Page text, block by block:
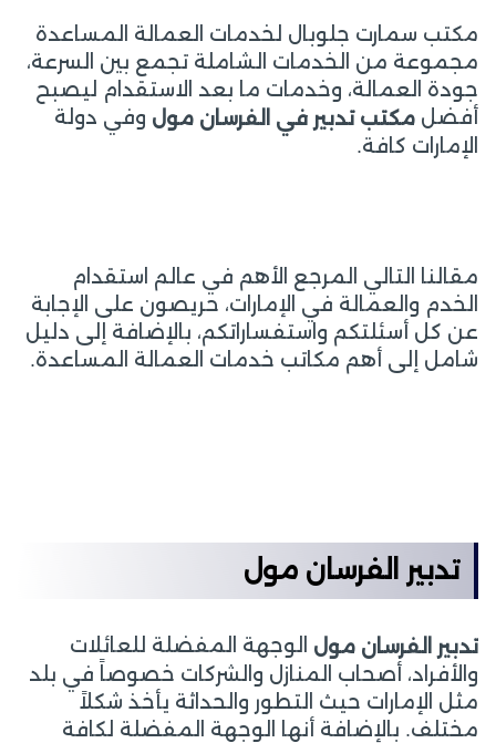
مكتب سمارت جلوبال لخدمات العمالة المساعدة
مجموعة من الخدمات الشاملة تجمع بين السرعة،
جودة العمالة، وخدمات ما بعد الاستقدام ليصبح
أفضل مكتب تدبير في الفرسان مول وفي دولة
الإمارات كافة.
مقالنا التالي المرجع الأهم في عالم استقدام
الخدم والعمالة في الإمارات، حريصون على الإجابة
عن كل أسئلتكم واستفساراتكم، بالإضافة إلى دليل
شامل إلى أهم مكاتب خدمات العمالة المساعدة.
تدبير الفرسان مول
تدبير الفرسان مول الوجهة المفضلة للعائلات
والأفراد، أصحاب المنازل والشركات خصوصاً في بلد
مثل الإمارات حيث التطور والحداثة يأخذ شكلاً
مختلف. بالإضافة أنها الوجهة المفضلة لكافة